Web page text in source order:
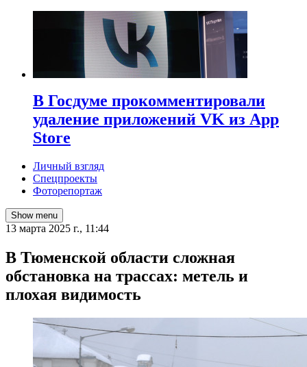
В Госдуме прокомментировали
удаление приложений VK из App
Store
Личный взгляд
Спецпроекты
Фоторепортаж
Show menu
13 марта 2025 г., 11:44
В Тюменской области сложная
обстановка на трассах: метель и
плохая видимость